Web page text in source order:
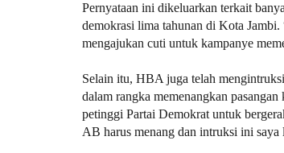
Pernyataan ini dikeluarkan terkait
demokrasi lima tahunan di Kota
mengajukan cuti untuk kampanye
Selain itu, HBA juga telah
dalam rangka memenangkan
petinggi Partai Demokrat untuk
AB harus menang dan intruksi ini